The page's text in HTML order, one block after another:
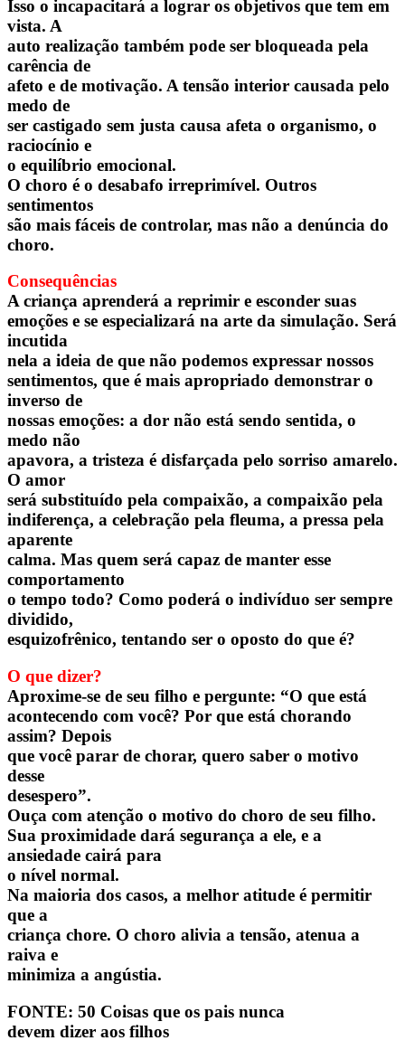
Isso o incapacitará a lograr os objetivos que tem em
vista. A
auto realização também pode ser bloqueada pela
carência de
afeto e de motivação. A tensão interior causada pelo
medo de
ser castigado sem justa causa afeta o organismo, o
raciocínio e
o equilíbrio emocional.
O choro é o desabafo irreprimível. Outros
sentimentos
são mais fáceis de controlar, mas não a denúncia do
choro.
Consequências
A criança aprenderá a reprimir e esconder suas
emoções e se especializará na arte da simulação. Será
incutida
nela a ideia de que não podemos expressar nossos
sentimentos, que é mais apropriado demonstrar o
inverso de
nossas emoções: a dor não está sendo sentida, o
medo não
apavora, a tristeza é disfarçada pelo sorriso amarelo.
O amor
será substituído pela compaixão, a compaixão pela
indiferença, a celebração pela fleuma, a pressa pela
aparente
calma. Mas quem será capaz de manter esse
comportamento
o tempo todo? Como poderá o indivíduo ser sempre
dividido,
esquizofrênico, tentando ser o oposto do que é?
O que dizer?
Aproxime-se de seu filho e pergunte: “O que está
acontecendo com você? Por que está chorando
assim? Depois
que você parar de chorar, quero saber o motivo
desse
desespero”.
Ouça com atenção o motivo do choro de seu filho.
Sua proximidade dará segurança a ele, e a
ansiedade cairá para
o nível normal.
Na maioria dos casos, a melhor atitude é permitir
que a
criança chore. O choro alivia a tensão, atenua a
raiva e
minimiza a angústia.
FONTE: 50 Coisas que os pais nunca
devem dizer aos filhos